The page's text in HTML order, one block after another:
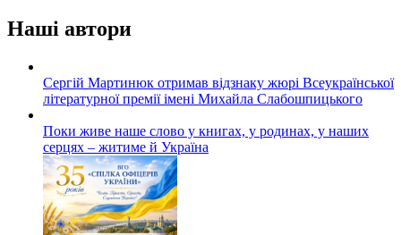
Наші автори
Сергій Мартинюк отримав відзнаку жюрі Всеукраїнської
літературної премії імені Михайла Слабошпицького
Поки живе наше слово у книгах, у родинах, у наших
серцях – житиме й Україна